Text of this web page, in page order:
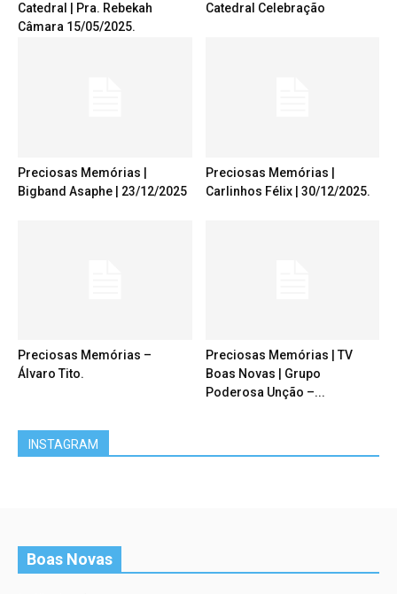
Catedral | Pra. Rebekah
Câmara 15/05/2025.
Catedral Celebração
Preciosas Memórias |
Bigband Asaphe | 23/12/2025
Preciosas Memórias |
Carlinhos Félix | 30/12/2025.
Preciosas Memórias –
Álvaro Tito.
Preciosas Memórias | TV
Boas Novas | Grupo
Poderosa Unção –...
INSTAGRAM
Boas Novas